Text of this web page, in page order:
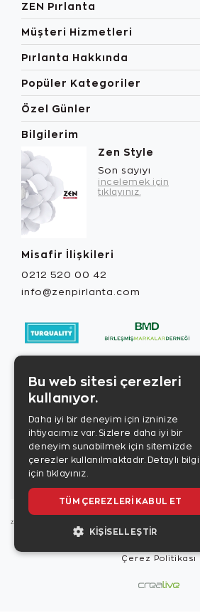
ZEN Pırlanta
Müşteri Hizmetleri
Pırlanta Hakkında
Popüler Kategoriler
Özel Günler
Bilgilerim
Zen Style
Son sayıyı
incelemek için
tıklayınız.
Misafir İlişkileri
0212 520 00 42
info@zenpirlanta.com
Copyright © 2026, Zen
Zen Diamond Birleşmiş
Turquality Destek Programı
Çerez Politikası
Bu web sitesi çerezleri
kullanıyor.
Daha iyi bir deneyim için izninize
ihtiyacımız var. Sizlere daha iyi bir
deneyim sunabilmek için sitemizde
çerezler kullanılmaktadır. Detaylı bilgi
için tıklayınız.
TÜM ÇEREZLERI KABUL ET
KIŞISELLEŞTIR